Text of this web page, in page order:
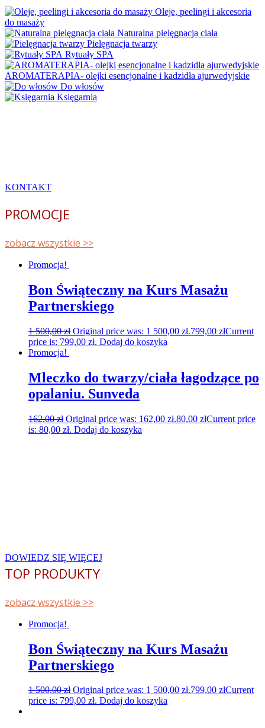
Oleje, peelingi i akcesoria
do masaży
Naturalna pielęgnacja ciała
Pielęgnacja twarzy
Rytuały SPA
AROMATERAPIA- olejki esencjonalne i kadzidła ajurwedyjskie
Do włosów
Księgarnia
KONTAKT
PROMOCJE
zobacz wszystkie >>
Promocja!
Bon Świąteczny na Kurs Masażu
Partnerskiego
1 500,00zł Original price was: 1 500,00 zł.799,00 złCurrent
price is: 799,00 zł. Dodaj do koszyka
Promocja!
Mleczko do twarzy/ciała łagodzące po
opalaniu. Sunveda
162,00zł Original price was: 162,00 zł.80,00 złCurrent price
is: 80,00 zł. Dodaj do koszyka
DOWIEDZ SIĘ WIĘCEJ
TOP PRODUKTY
zobacz wszystkie >>
Promocja!
Bon Świąteczny na Kurs Masażu
Partnerskiego
1 500,00zł Original price was: 1 500,00 zł.799,00 złCurrent
price is: 799,00 zł. Dodaj do koszyka